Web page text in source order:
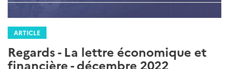
ARTICLE
Regards - La lettre économique et
financière - décembre 2022